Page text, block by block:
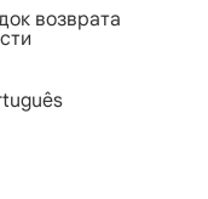
возврата